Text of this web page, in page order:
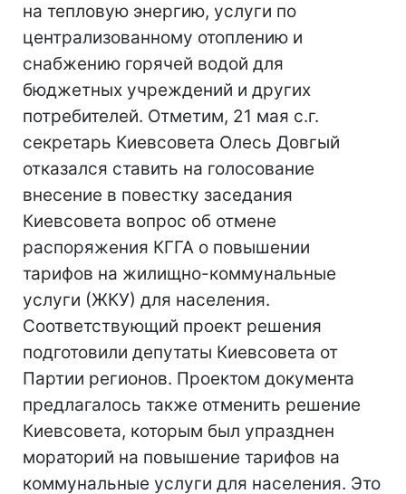
на тепловую энергию, услуги по
централизованному отоплению и
снабжению горячей водой для
бюджетных учреждений и других
потребителей. Отметим, 21 мая с.г.
секретарь Киевсовета Олесь Довгый
отказался ставить на голосование
внесение в повестку заседания
Киевсовета вопрос об отмене
распоряжения КГГА о повышении
тарифов на жилищно-коммунальные
услуги (ЖКУ) для населения.
Соответствующий проект решения
подготовили депутаты Киевсовета от
Партии регионов. Проектом документа
предлагалось также отменить решение
Киевсовета, которым был упразднен
мораторий на повышение тарифов на
коммунальные услуги для населения. Это